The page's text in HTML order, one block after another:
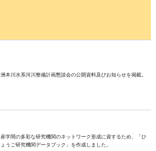
洲本川水系河川整備計画懇談会の公開資料及びお知らせを掲載。
産学間の多彩な研究機関のネットワーク形成に資するため、「ひ
ょうご研究機関データブック」を作成しました。